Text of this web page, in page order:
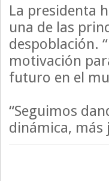
La presidenta
una de las
despoblación.
motivación
futuro en el
“Seguimos
dinámica, más